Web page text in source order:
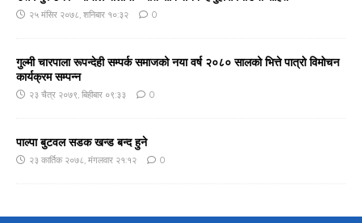
२५ मंसिर २०७८, शनिबार १०:३२ 0
गुल्मी चारपाला रूपन्देही सम्पर्क समाजको नया वर्ष २०८० सालको भित्ते पात्रो विमोचन
कार्यक्रम सम्पन्न
२३ चैत्र २०७९, बिहीबार ०९:३३ 0
पाल्पा बुटवल सडक खन्ड बन्द हुने
२३ कार्तिक २०७८, मंगलवार २१:१२ 0